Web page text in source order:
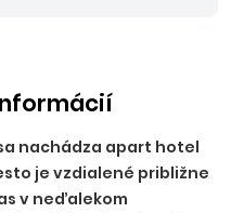
nachádza apart hotel
je vzdialené približne
v neďalekom